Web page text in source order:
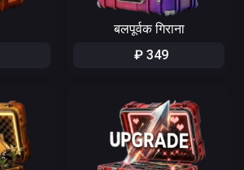
बलपूर्वक गिराना
₽ 349